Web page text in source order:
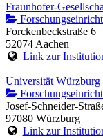
Fraunhofer-
Forckenbeckstraße 6
52074 Aachen
Link zur
Universität Würzburg
Josef-Schneider-
97080 Würzburg
Link zur